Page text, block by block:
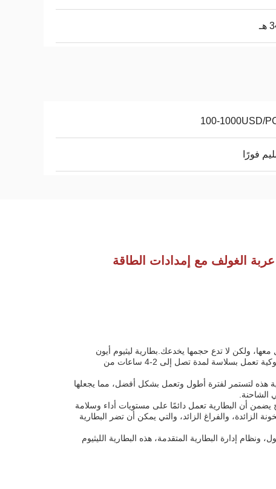
100-1000USD/
فورًا
معها، ولكن لا تدع حجمها يخدعك.بطارية ليثيوم أيون
الكهربائية للشاحنة الشوكية قادرة على توفير الطاقة اللازمة للحفاظ على الشاحنة الشوكية تعمل بسلاسة لمدة تصل إلى 2-4 ساعات من
هذه لتستمر لفترة أطول وتعمل بشكل أفضل، مما يجعلها
الشاحنة.
يضمن أن البطارية تعمل دائمًا على مستويات أداء وسلامة
الزائدة، والفراغ الزائد، والتي يمكن أن تضر البطارية
إدارة البطارية المتقدمة، هذه البطارية الليثيوم